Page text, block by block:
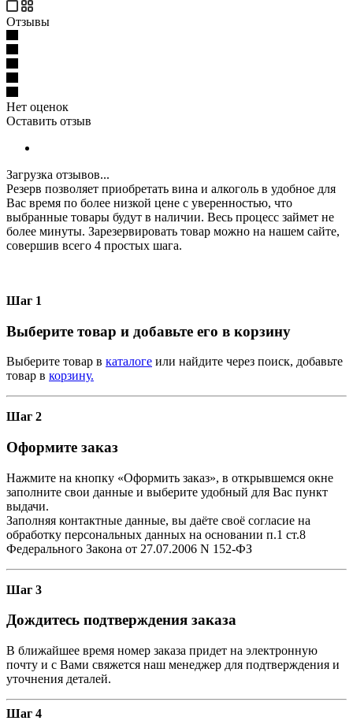
Отзывы
Нет оценок
Оставить отзыв
Загрузка отзывов...
Резерв позволяет приобретать вина и алкоголь в удобное для
Вас время по более низкой цене с уверенностью, что
выбранные товары будут в наличии. Весь процесс займет не
более минуты. Зарезервировать товар можно на нашем сайте,
совершив всего 4 простых шага.
Шаг 1
Выберите товар и добавьте его в корзину
Выберите товар в каталоге или найдите через поиск, добавьте
товар в корзину.
Шаг 2
Оформите заказ
Нажмите на кнопку «Оформить заказ», в открывшемся окне
заполните свои данные и выберите удобный для Вас пункт
выдачи.
Заполняя контактные данные, вы даёте своё согласие на
обработку персональных данных на основании п.1 ст.8
Федерального Закона от 27.07.2006 N 152-ФЗ
Шаг 3
Дождитесь подтверждения заказа
В ближайшее время номер заказа придет на электронную
почту и с Вами свяжется наш менеджер для подтверждения и
уточнения деталей.
Шаг 4